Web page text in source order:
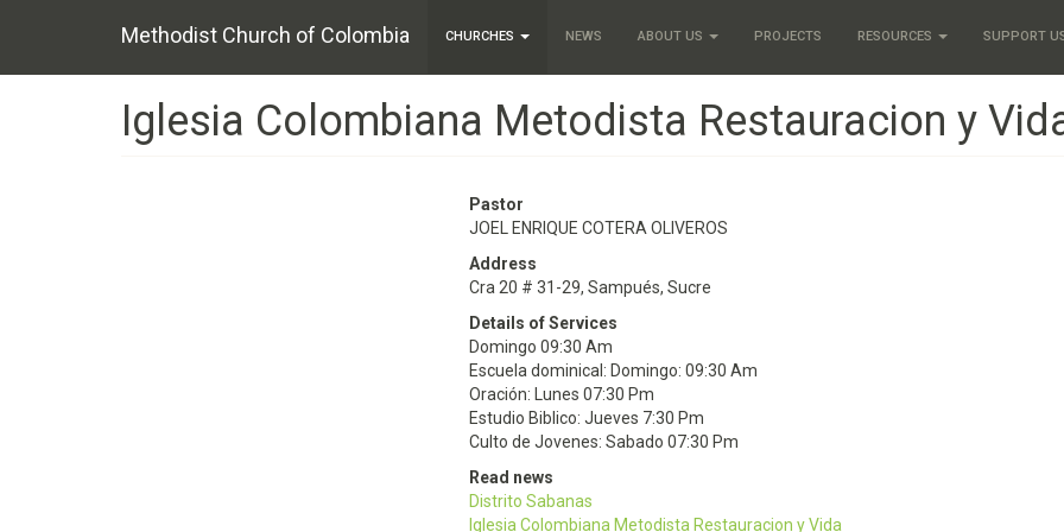
Methodist Church of Colombia
Main
CHURCHES NEWS ABOUT US PROJECTS RESOURCES SUPPORT
Iglesia Colombiana Metodista Restauracion y
Pastor
JOEL ENRIQUE COTERA OLIVEROS
Address
Cra 20 # 31-29, Sampués, Sucre
Details of Services
Domingo 09:30 Am
Escuela dominical: Domingo: 09:30 Am
Oración: Lunes 07:30 Pm
Estudio Biblico: Jueves 7:30 Pm
Culto de Jovenes: Sabado 07:30 Pm
Read news
Distrito Sabanas
Iglesia Colombiana Metodista Restauracion y Vida